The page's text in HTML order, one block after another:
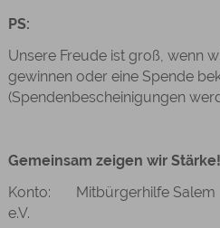
PS:
Unsere Freude ist groß, wenn
gewinnen oder eine Spende
(Spendenbescheinigungen
Gemeinsam zeigen wir Stärke!
Konto: Mitbürgerhilfe Salem
e.V.